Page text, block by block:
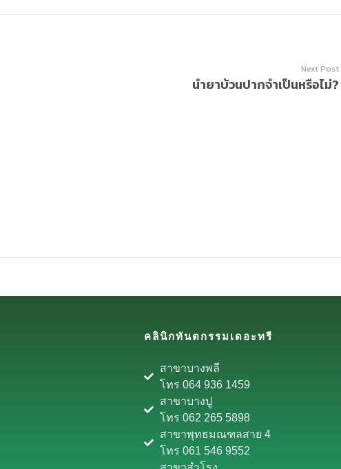
Next Post
น้ำยาบ้วนปากจำเป็นหรือไม่?
คลินิกทันตกรรมเดอะทรี
สาขาบางพลี
โทร 064 936 1459
สาขาบางปู
โทร 062 265 5898
สาขาพุทธมณฑลสาย 4
โทร 061 546 9552